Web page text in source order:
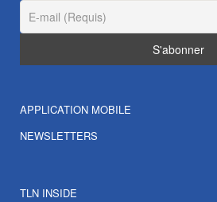
APPLICATION MOBILE
NEWSLETTERS
TLN INSIDE